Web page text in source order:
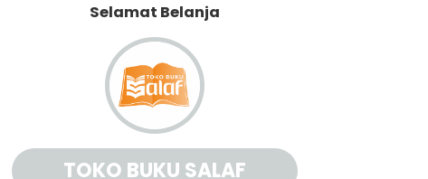
Selamat Belanja
TOKO BUKU SALAF